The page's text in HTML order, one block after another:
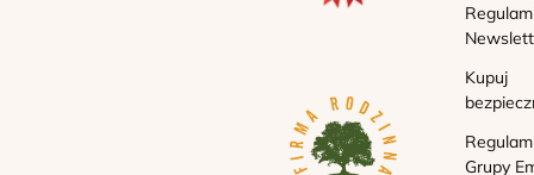
Kupuj
Grupy